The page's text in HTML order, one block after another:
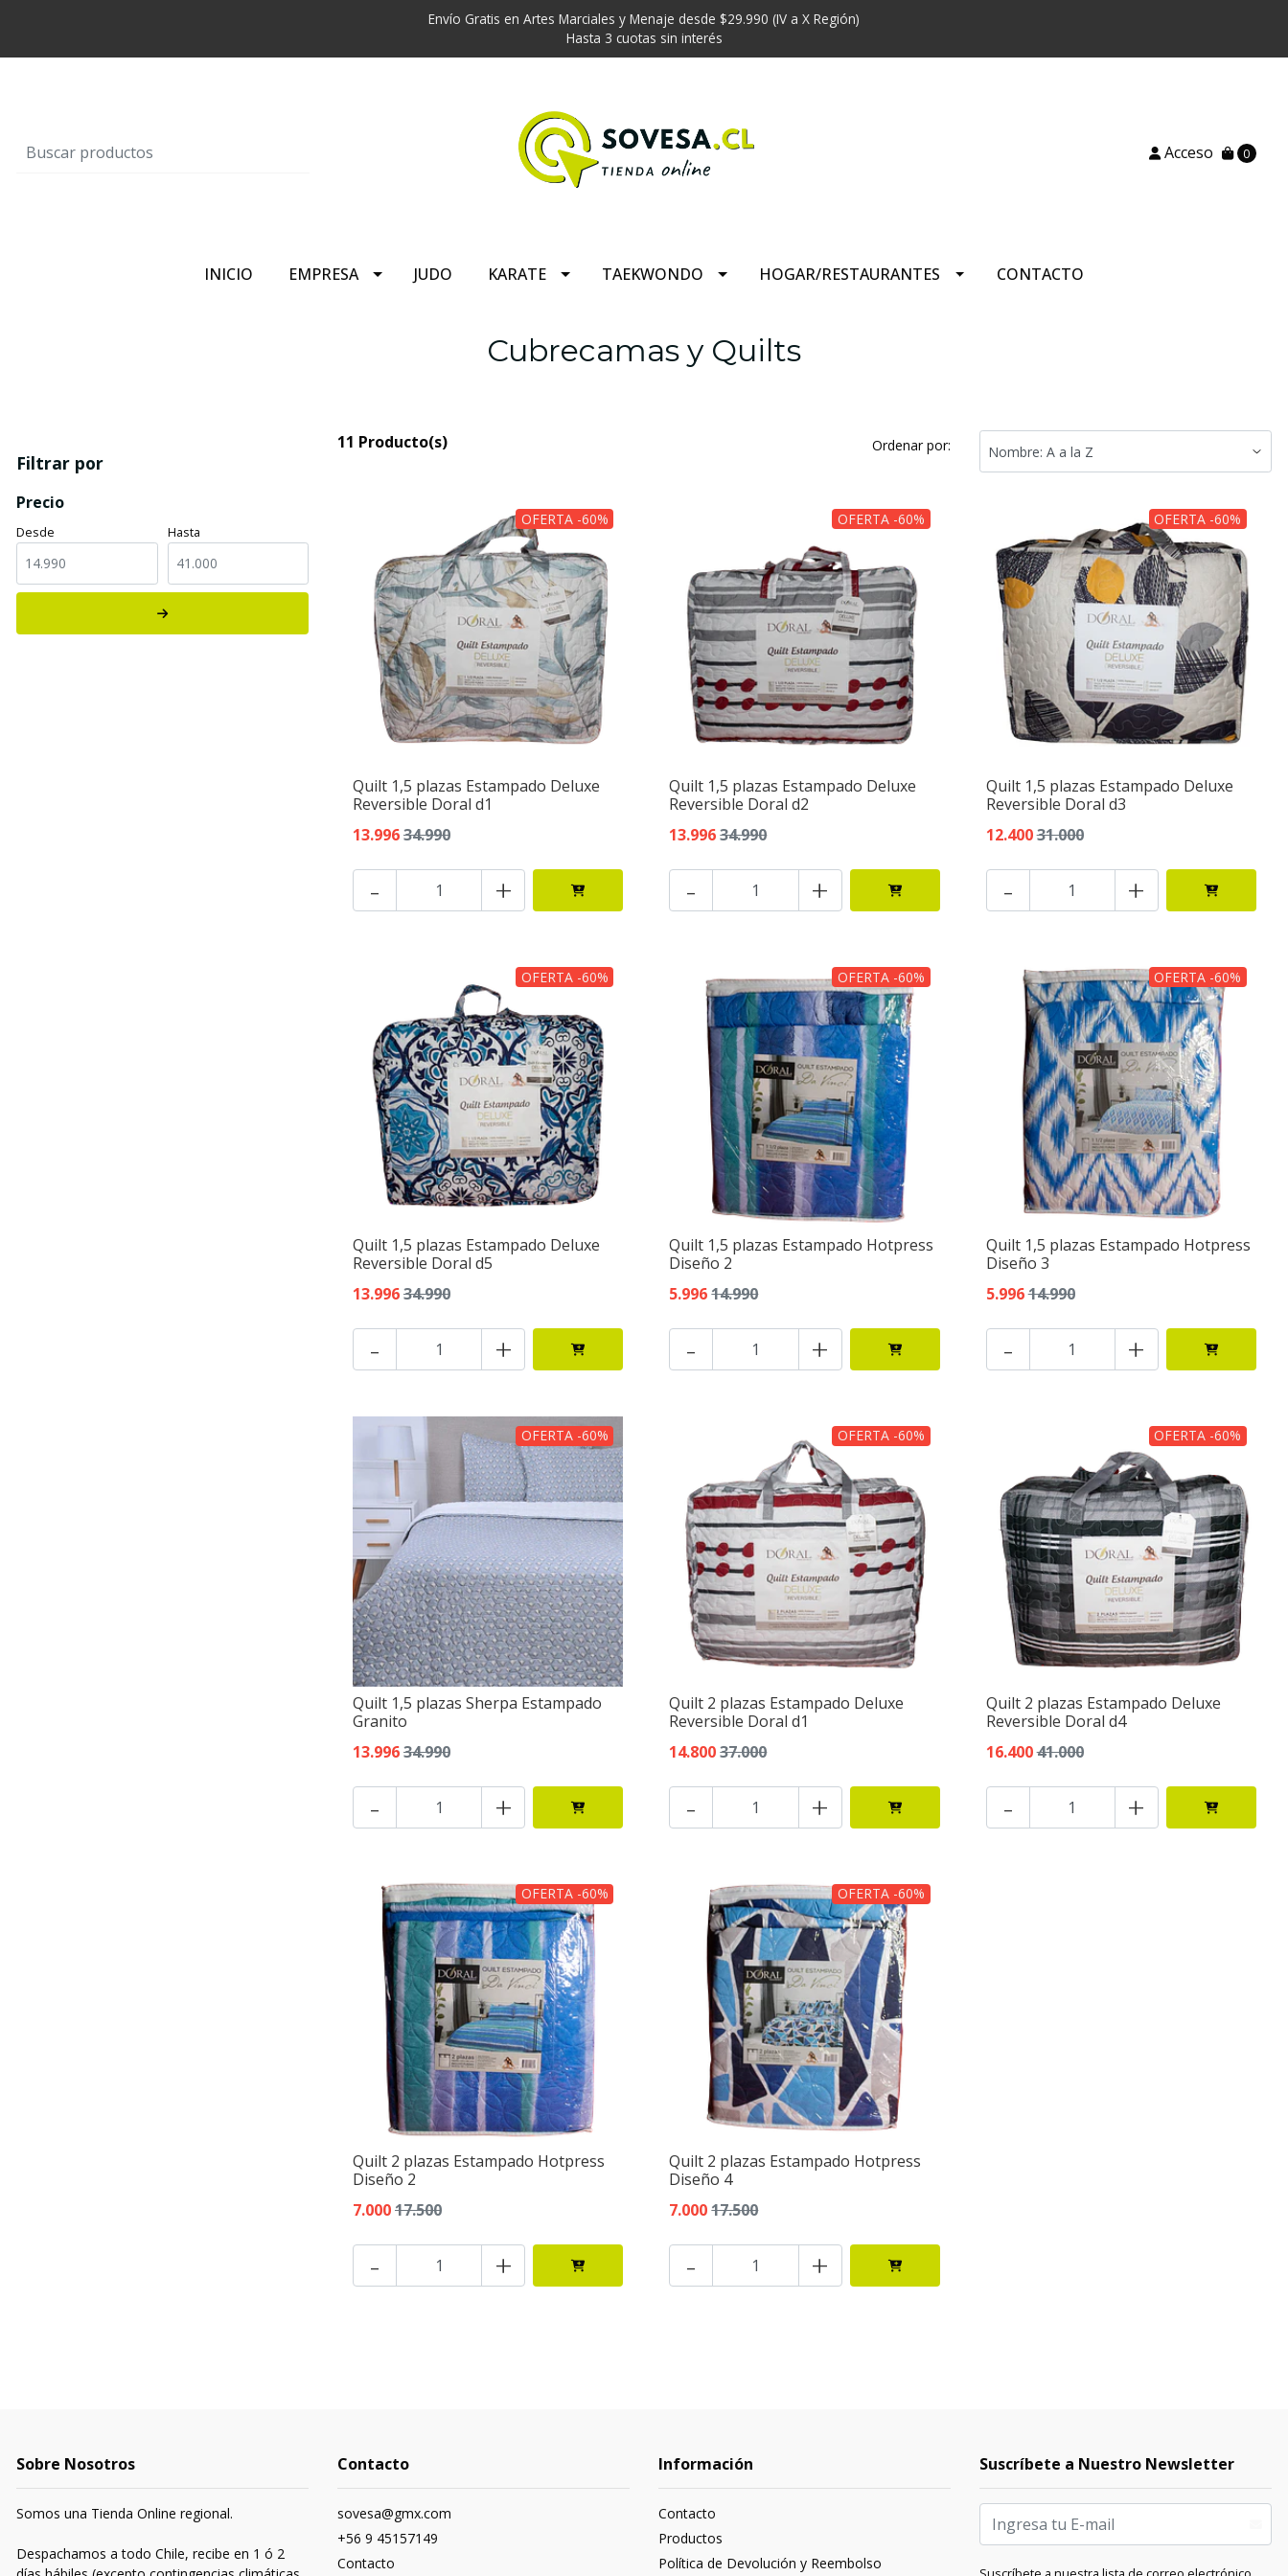
Envío Gratis en Artes Marciales y Menaje desde $29.990 (IV a X Región)
Hasta 3 cuotas sin interés
Acceso 0
INICIO EMPRESA JUDO KARATE TAEKWONDO HOGAR/RESTAURANTES CONTACTO
Cubrecamas y Quilts
Filtrar por
Precio
Desde Hasta
11 Producto(s) Ordenar por:
OFERTA -60%
Quilt 1,5 plazas Estampado Deluxe
Reversible Doral d1
13.99634.990
- +
OFERTA -60%
Quilt 1,5 plazas Estampado Deluxe
Reversible Doral d2
13.99634.990
- +
OFERTA -60%
Quilt 1,5 plazas Estampado Deluxe
Reversible Doral d3
12.40031.000
- +
OFERTA -60%
Quilt 1,5 plazas Estampado Deluxe
Reversible Doral d5
13.99634.990
- +
OFERTA -60%
Quilt 1,5 plazas Estampado Hotpress
Diseño 2
5.99614.990
- +
OFERTA -60%
Quilt 1,5 plazas Estampado Hotpress
Diseño 3
5.99614.990
- +
OFERTA -60%
Quilt 1,5 plazas Sherpa Estampado
Granito
13.99634.990
- +
OFERTA -60%
Quilt 2 plazas Estampado Deluxe
Reversible Doral d1
14.80037.000
- +
OFERTA -60%
Quilt 2 plazas Estampado Deluxe
Reversible Doral d4
16.40041.000
- +
OFERTA -60%
Quilt 2 plazas Estampado Hotpress
Diseño 2
7.00017.500
- +
OFERTA -60%
Quilt 2 plazas Estampado Hotpress
Diseño 4
7.00017.500
- +
Sobre Nosotros
Somos una Tienda Online regional.
Despachamos a todo Chile, recibe en 1 ó 2
Contacto
sovesa@gmx.com
+56 9 45157149
Contacto
Información
Contacto
Productos
Política de Devolución y Reembolso
Suscríbete a Nuestro Newsletter